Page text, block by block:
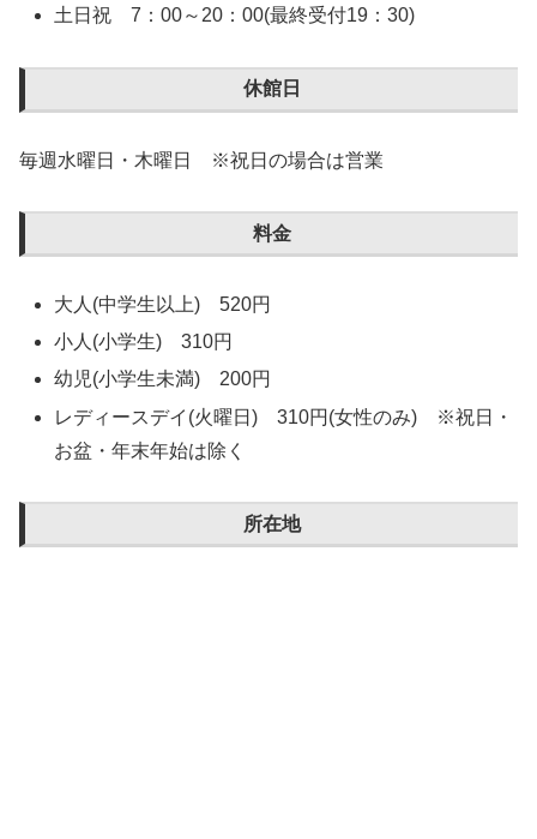
土日祝 7：00～20：00(最終受付19：30)
休館日
毎週水曜日・木曜日 ※祝日の場合は営業
料金
大人(中学生以上) 520円
小人(小学生) 310円
幼児(小学生未満) 200円
レディースデイ(火曜日) 310円(女性のみ) ※祝日・
お盆・年末年始は除く
所在地